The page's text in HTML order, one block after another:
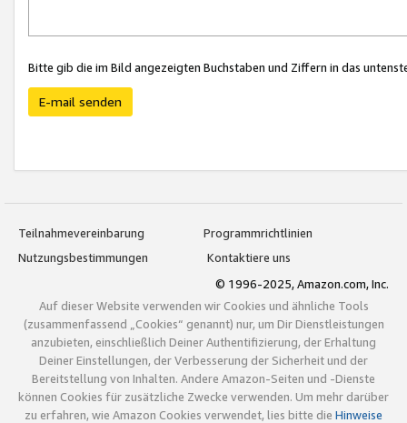
Bitte gib die im Bild angezeigten Buchstaben und Ziffern in das
E-mail senden
Teilnahmevereinbarung
Programmrichtlinien
Nutzungsbestimmungen
Kontaktiere uns
© 1996-2025, Amazon.com, Inc.
Auf dieser Website verwenden wir Cookies und ähnliche Tools
(zusammenfassend „Cookies“ genannt) nur, um Dir Dienstleistungen
anzubieten, einschließlich Deiner Authentifizierung, der Erhaltung
Deiner Einstellungen, der Verbesserung der Sicherheit und der
Bereitstellung von Inhalten. Andere Amazon-Seiten und -Dienste
können Cookies für zusätzliche Zwecke verwenden. Um mehr darüber
zu erfahren, wie Amazon Cookies verwendet, lies bitte die Hinweise